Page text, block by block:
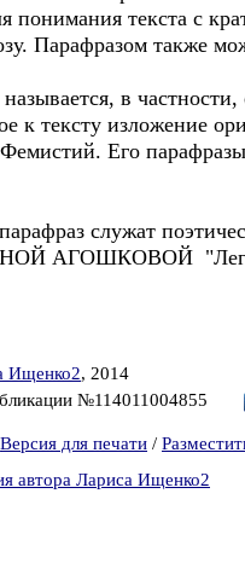
понимания текста с
Парафразом также
в
к тексту изложение
Его
служат
АГОШКОВОЙ
Ищенко2, 2014
№114011004855
Версия для печати /
автора Лариса Ищенко2